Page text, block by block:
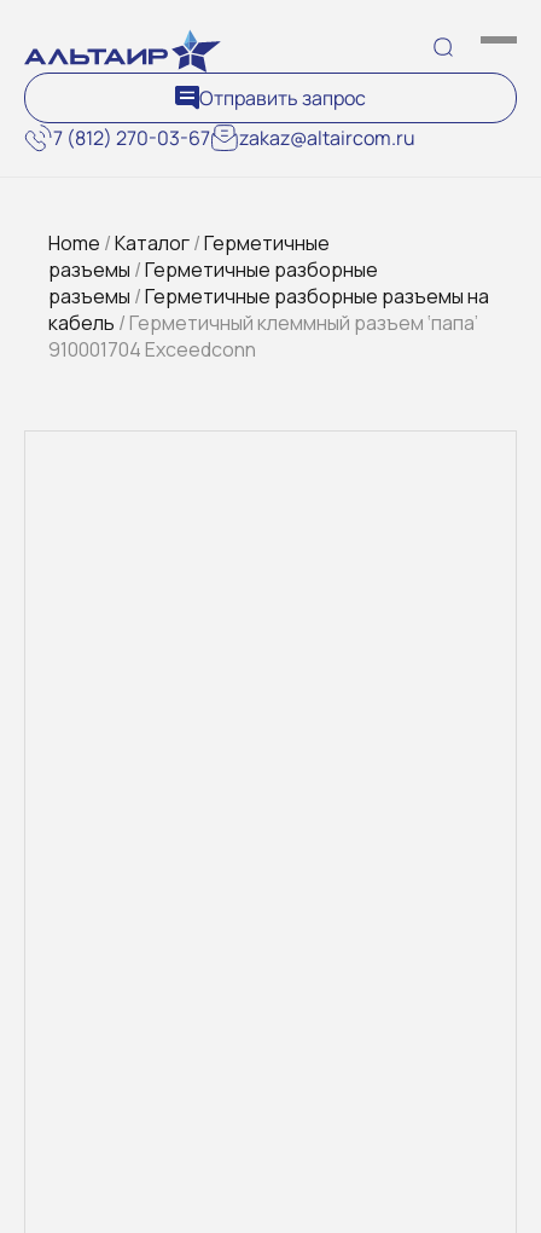
7 (812) 270-03-67 zakaz@altaircom.ru
Отправить запрос
Home /Каталог/Герметичные
разъемы /Герметичные разборные
разъемы /Герметичные разборные разъемы на
кабель / Герметичный клеммный разъем ‘папа’
910001704 Exceedconn